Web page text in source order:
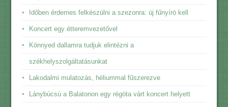
Időben érdemes felkészülni a szezonra: új fűnyíró kell
Koncert egy étteremvezetővel
Könnyed dallamra tudjuk elintézni a
székhelyszolgáltatásunkat
Lakodalmi mulatozás, héliummal fűszerezve
Lánybúcsú a Balatonon egy régóta várt koncert helyett